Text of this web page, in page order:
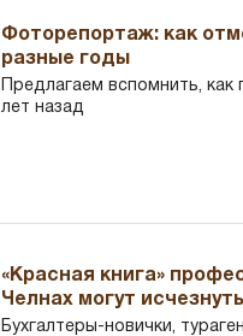
Фоторепортаж: как
разные годы
Предлагаем вспомнить,
лет назад
«Красная книга»
Челнах могут исчезнуть
Бухгалтеры-новички,